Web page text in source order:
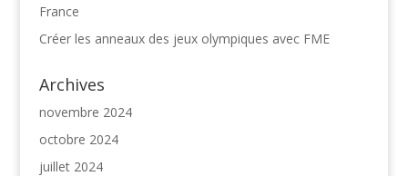
France
Créer les anneaux des jeux olympiques avec FME
Archives
novembre 2024
octobre 2024
juillet 2024